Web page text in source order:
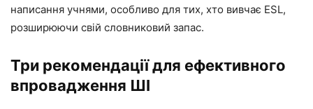
написання учнями, особливо для тих, хто вивчає ESL,
розширюючи свій словниковий запас.
Три рекомендації для ефективного
впровадження ШІ